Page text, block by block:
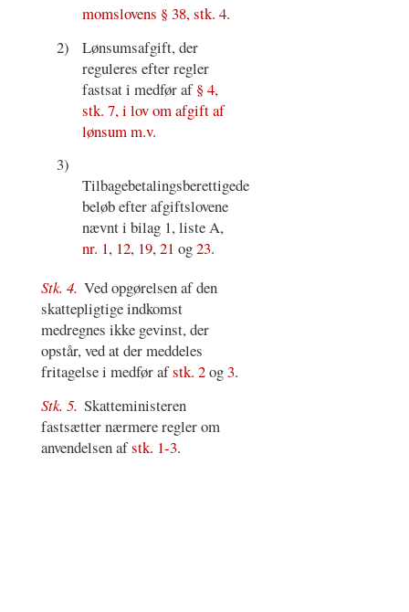
momslovens § 38, stk. 4.
2)
Lønsumsafgift, der
reguleres efter regler
fastsat i medfør af§ 4,
stk. 7, i lov om afgift af
lønsum m.v.
3)
Tilbagebetalingsberettigede
beløb efter afgiftslovene
nævnt i bilag 1, liste A,
nr. 1, 12, 19,21 og23.
Stk. 4. Ved opgørelsen af den
skattepligtige indkomst
medregnes ikke gevinst, der
opstår, ved at der meddeles
fritagelse i medfør afstk. 2og3.
Stk. 5. Skatteministeren
fastsætter nærmere regler om
anvendelsen afstk. 1-3.